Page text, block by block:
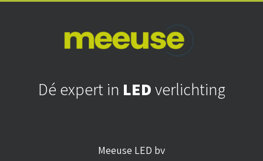
Dé expert in LEDverlichting
Meeuse LED bv